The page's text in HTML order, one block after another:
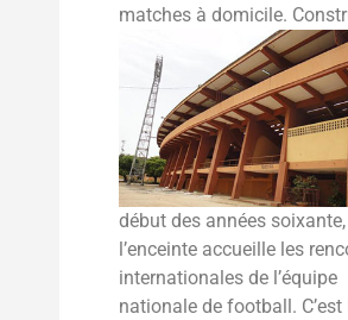
matches à domicile.
début des années soixante,
l’enceinte accueille les
internationales de l’équipe
nationale de football. C’est